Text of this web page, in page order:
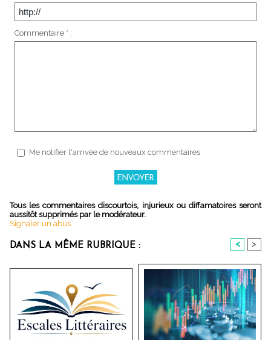
Commentaire * :
Me notifier l'arrivée de nouveaux commentaires
Tous les commentaires discourtois, injurieux ou diffamatoires seront
aussitôt supprimés par le modérateur.
Signaler un abus
DANS LA MÊME RUBRIQUE : < >